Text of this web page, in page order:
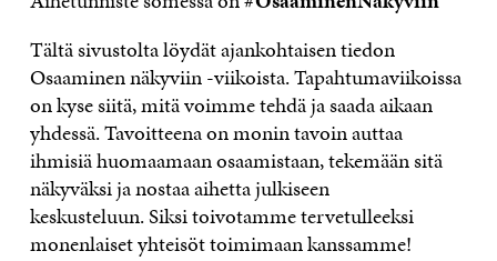
Tältä sivustolta löydät ajankohtaisen tiedon
Osaaminen näkyviin -viikoista. Tapahtumaviikoissa
on kyse siitä, mitä voimme tehdä ja saada aikaan
yhdessä.Tavoitteena on monin tavoin auttaa
ihmisiä huomaamaan osaamistaan, tekemään sitä
näkyväksi ja nostaa aihetta julkiseen
keskusteluun.Siksi toivotamme tervetulleeksi
monenlaiset yhteisöt toimimaan kanssamme!